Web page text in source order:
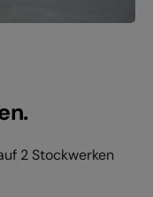
2 Stockwerken